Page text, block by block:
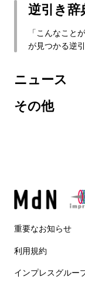
逆引き辞
「こんなこと
が見つかる逆
ニュース
その他
重要なお知らせ
利用規約
インプレスグルー